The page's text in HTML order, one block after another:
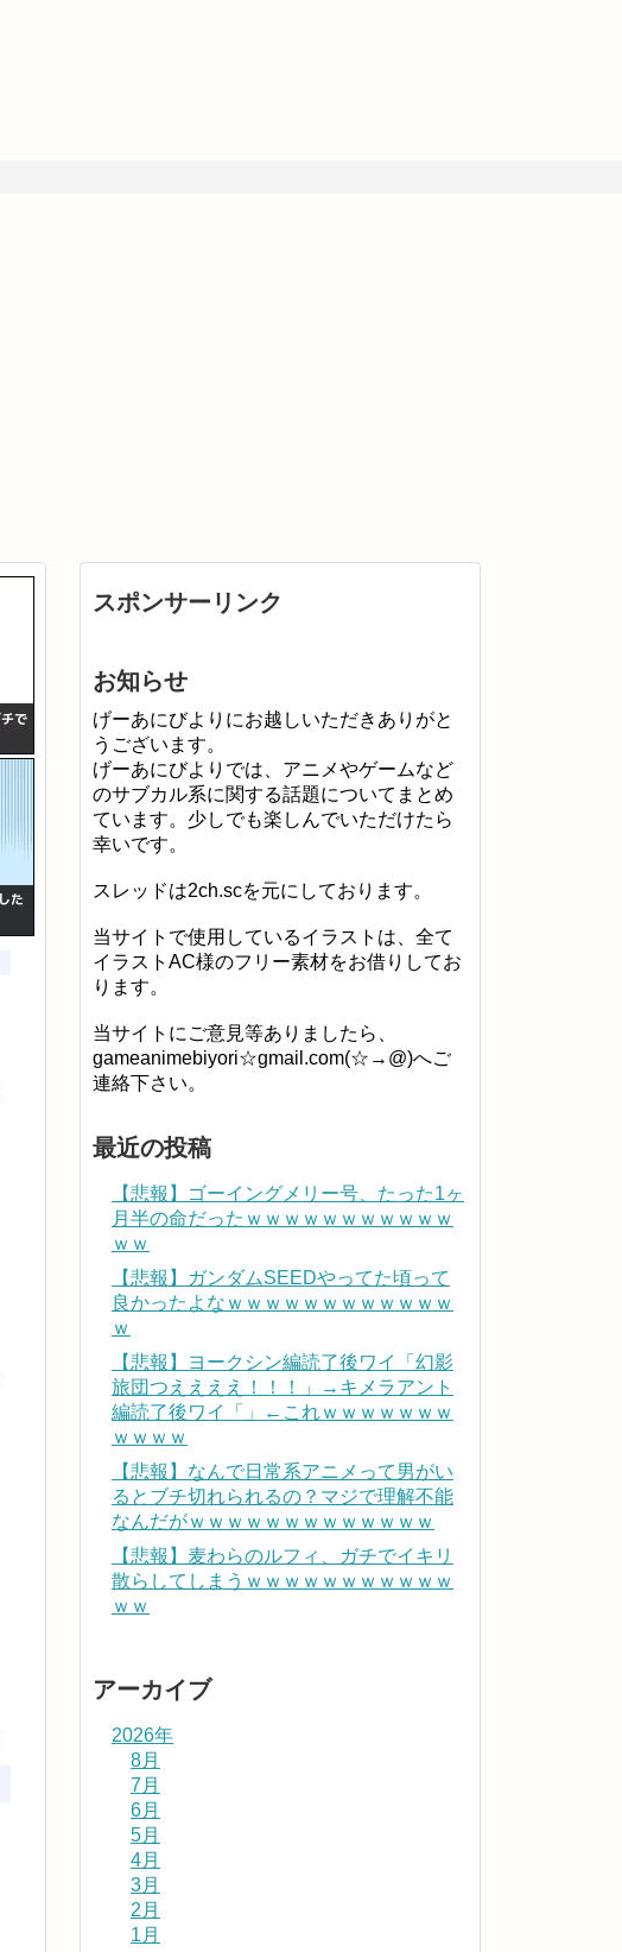
スポンサーリンク
お知らせ
げーあにびよりにお越しいただきありがと
うございます。
げーあにびよりでは、アニメやゲームなど
のサブカル系に関する話題についてまとめ
ています。少しでも楽しんでいただけたら
幸いです。
スレッドは2ch.scを元にしております。
当サイトで使用しているイラストは、全て
イラストAC様のフリー素材をお借りしてお
ります。
当サイトにご意見等ありましたら、
gameanimebiyori☆gmail.com(☆→@)へご
連絡下さい。
最近の投稿
【悲報】ゴーイングメリー号、たった1ヶ
月半の命だったｗｗｗｗｗｗｗｗｗｗｗ
ｗｗ
【悲報】ガンダムSEEDやってた頃って
良かったよなｗｗｗｗｗｗｗｗｗｗｗｗ
ｗ
【悲報】ヨークシン編読了後ワイ「幻影
旅団つええええ！！！」→キメラアント
編読了後ワイ「」←これｗｗｗｗｗｗｗ
ｗｗｗｗ
【悲報】なんで日常系アニメって男がい
るとブチ切れられるの？マジで理解不能
なんだがｗｗｗｗｗｗｗｗｗｗｗｗｗ
【悲報】麦わらのルフィ、ガチでイキリ
散らしてしまうｗｗｗｗｗｗｗｗｗｗｗ
ｗｗ
アーカイブ
2026年
8月
7月
6月
5月
4月
3月
2月
1月